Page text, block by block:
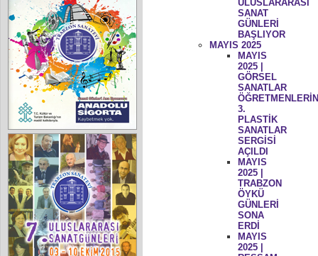
ULUSLARARASI
SANAT
GÜNLERİ
BAŞLIYOR
MAYIS 2025
MAYIS
2025 |
GÖRSEL
SANATLAR
3.
PLASTİK
SANATLAR
SERGİSİ
AÇILDI
MAYIS
2025 |
TRABZON
ÖYKÜ
GÜNLERİ
SONA
ERDİ
MAYIS
2025 |